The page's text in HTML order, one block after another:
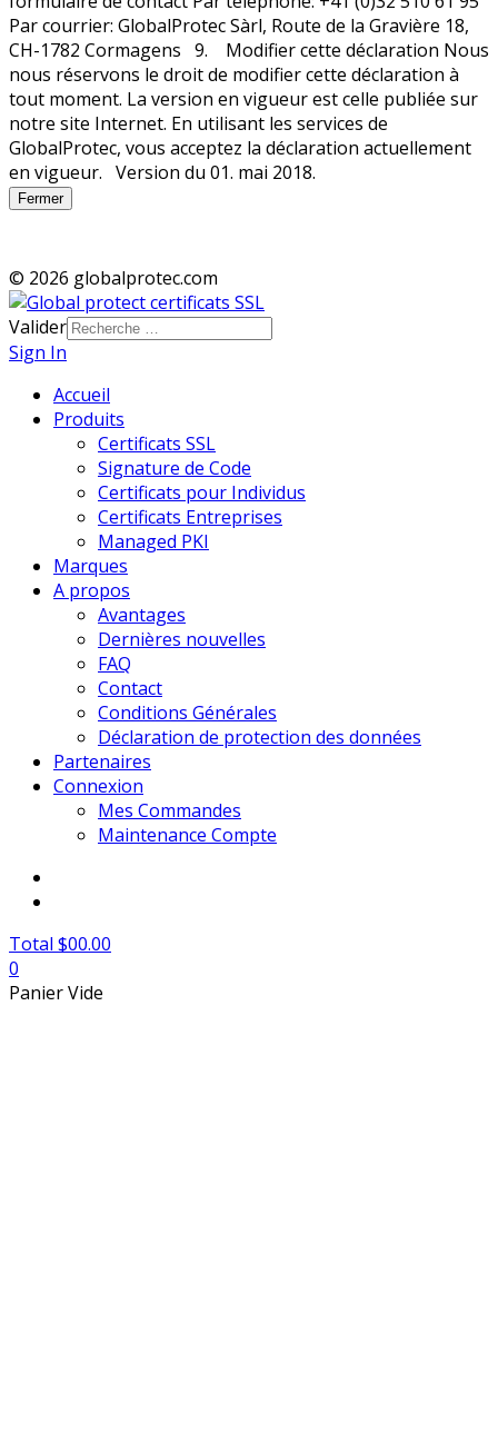
Fermer
© 2026 globalprotec.com
Valider
Sign In
Accueil
Produits
Certificats SSL
Signature de Code
Certificats pour Individus
Certificats Entreprises
Managed PKI
Marques
A propos
Avantages
Dernières nouvelles
FAQ
Contact
Conditions Générales
Déclaration de protection des données
Partenaires
Connexion
Mes Commandes
Maintenance Compte
Total $00.00
0
Panier Vide